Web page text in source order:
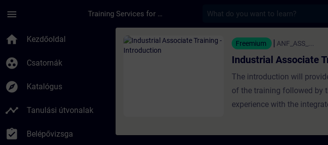
menu Training Services for Digital Industries
home Kezdőoldal
group_work Csatornák
explore Katalógus
timeline Tanulási útvonalak
assignment_turned_in Belépővizsga
Tanfolyam - Industrial Associate
Freemium ANF_ASS_...
Industrial Associate
The introduction will
of the training followed by
experience with the